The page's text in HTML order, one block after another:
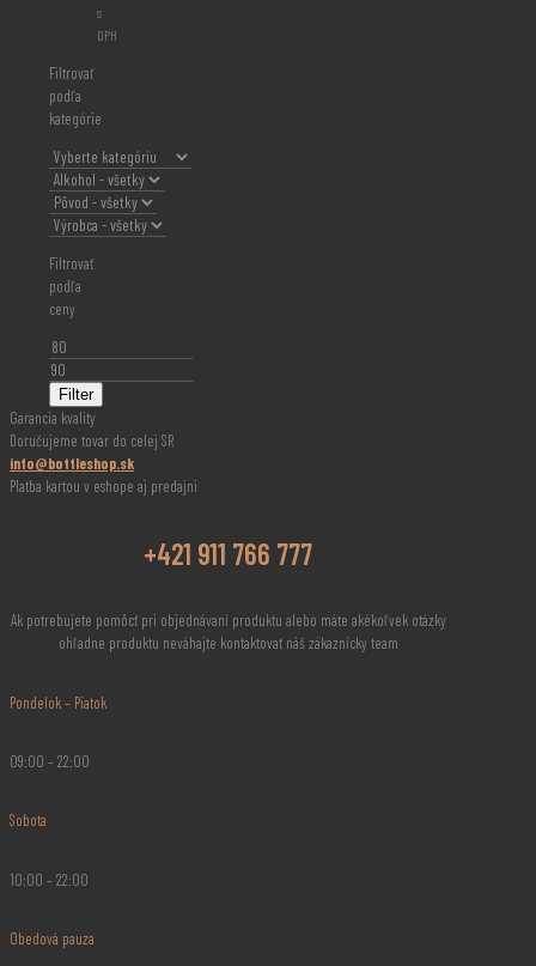
s
DPH
Filtrovať
podľa
kategórie
Filtrovať
podľa
ceny
Minimálna
cena
Maximálna
cena
Filter
Garancia kvality
Doručujeme tovar do celej SR
info@bottleshop.sk
Platba kartou v eshope aj predajni
+421 911 766 777
Ak potrebujete pomôcť pri objednávaní produktu alebo máte akékoľvek otázky
ohľadne produktu neváhajte kontaktovať náš zákaznícky team
Pondelok – Piatok
09:00 – 22:00
Sobota
10:00 – 22:00
Obedová pauza